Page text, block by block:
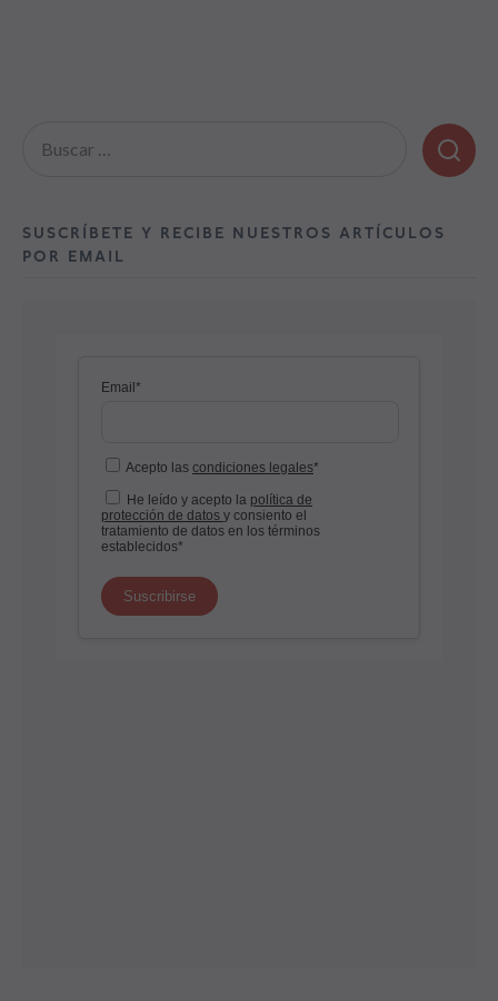
SUSCRÍBETE Y RECIBE NUESTROS ARTÍCULOS
POR EMAIL